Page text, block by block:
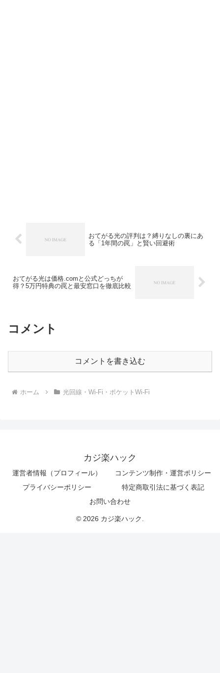
おてがる光の評判は？縛りなしの裏にあ
る「1年間の罠」と賢い回避術
おてがる光は価格.comと公式どっちが
得？5万円特典の罠と最安窓口を徹底比較
コメント
コメントを書き込む
ホーム 光回線・Wi-Fi・ポケットWi-Fi
カジ楽ハック
運営者情報（プロフィール）
コンテンツ制作・運営ポリシー
プライバシーポリシー
特定商取引法に基づく表記
お問い合わせ
© 2026 カジ楽ハック.